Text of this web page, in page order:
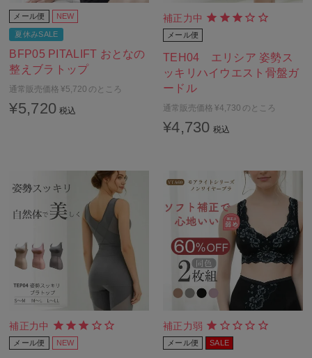
BFP05 PITALIFT おとなの
整えブラトップ
メール便 NEW
夏休みSALE
通常販売価格 ¥5,720 のところ
¥5,720 税込
TEH04 エリシア 姿勢ス
ッキリハイウエスト骨盤ガ
ードル
補正力中
メール便
通常販売価格 ¥4,730 のところ
¥4,730 税込
補正力中
メール便 NEW
補正力弱
メール便 SALE